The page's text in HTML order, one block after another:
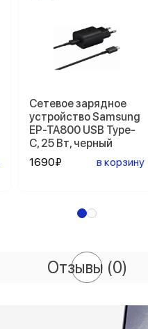
Сетевое зарядное
устройство Samsung
EP-TA800 USB Type-
C, 25 Вт, черный
1690₽
в корзину
Отзывы (0)